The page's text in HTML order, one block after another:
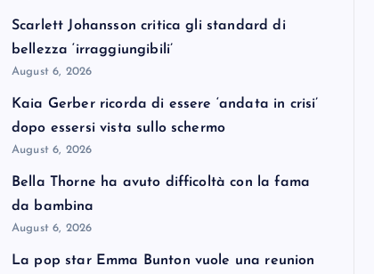
Scarlett Johansson critica gli standard di
bellezza ‘irraggiungibili’
August 6, 2026
Kaia Gerber ricorda di essere ‘andata in crisi’
dopo essersi vista sullo schermo
August 6, 2026
Bella Thorne ha avuto difficoltà con la fama
da bambina
August 6, 2026
La pop star Emma Bunton vuole una reunion